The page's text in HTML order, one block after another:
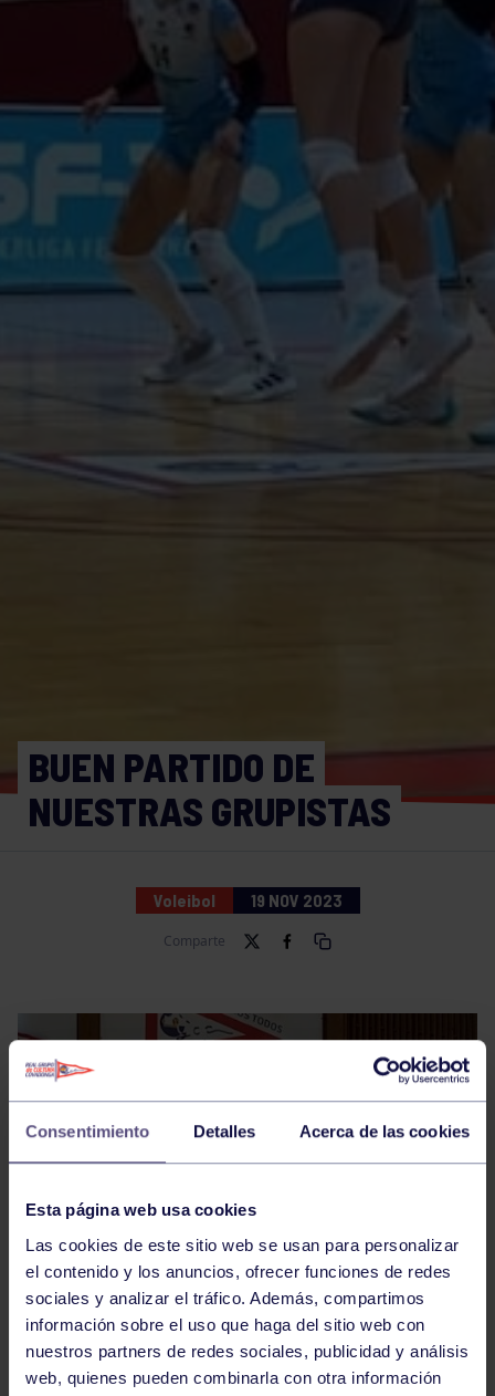
Consentimiento Detalles Acerca de las cookies
Esta página web usa cookies
Las cookies de este sitio web se usan para personalizar
el contenido y los anuncios, ofrecer funciones de redes
sociales y analizar el tráfico. Además, compartimos
información sobre el uso que haga del sitio web con
nuestros partners de redes sociales, publicidad y análisis
web, quienes pueden combinarla con otra información
BUEN PARTIDO DE
NUESTRAS GRUPISTAS
Voleibol 19 NOV 2023
Comparte